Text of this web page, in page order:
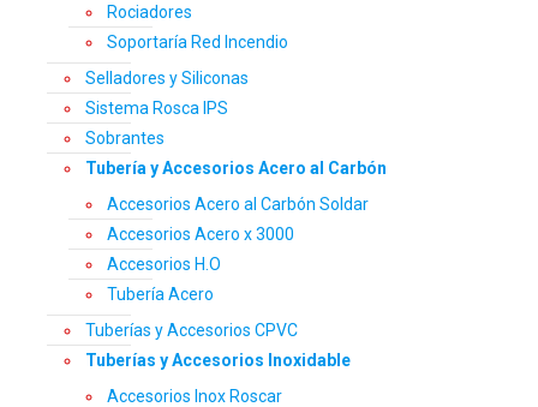
Rociadores
Soportaría Red Incendio
Selladores y Siliconas
Sistema Rosca IPS
Sobrantes
Tubería y Accesorios Acero al Carbón
Accesorios Acero al Carbón Soldar
Accesorios Acero x 3000
Accesorios H.O
Tubería Acero
Tuberías y Accesorios CPVC
Tuberías y Accesorios Inoxidable
Accesorios Inox Roscar